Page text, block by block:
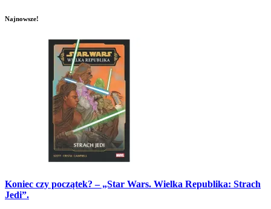
Najnowsze!
Koniec czy początek? – „Star Wars. Wielka Republika: Strach
Jedi”.